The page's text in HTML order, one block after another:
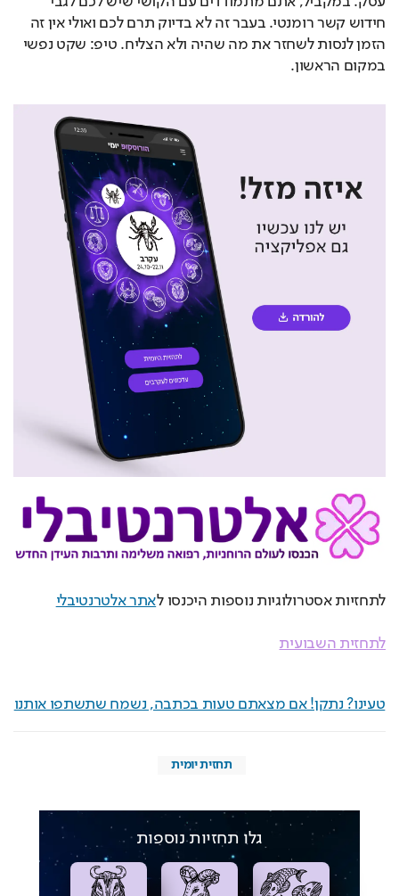
במקום הראשון.
לתחזיות אסטרולוגיות נוספות היכנסו לאתר אלטרנטיבלי
לתחזית השבועית
טעינו? נתקן! אם מצאתם טעות בכתבה, נשמח שתשתפו אותנו
תחזית יומית
גלו תחזיות נוספות